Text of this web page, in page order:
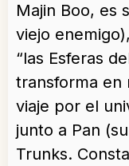
Majin Boo, es
viejo
“las Esferas
transforma en
viaje por el
junto a Pan
Trunks.